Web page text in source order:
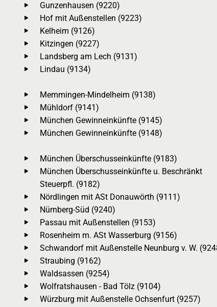
Gunzenhausen (9220)
Hof mit Außenstellen (9223)
Kelheim (9126)
Kitzingen (9227)
Landsberg am Lech (9131)
Lindau (9134)
Memmingen-Mindelheim (9138)
Mühldorf (9141)
München Gewinneinkünfte (9145)
München Gewinneinkünfte (9148)
München Überschusseinkünfte (9183)
München Überschusseinkünfte u. Beschränkt
Steuerpfl. (9182)
Nördlingen mit ASt Donauwörth (9111)
Nürnberg-Süd (9240)
Passau mit Außenstellen (9153)
Rosenheim m. ASt Wasserburg (9156)
Schwandorf mit Außenstelle Neunburg v. W.
Straubing (9162)
Waldsassen (9254)
Wolfratshausen - Bad Tölz (9104)
Würzburg mit Außenstelle Ochsenfurt (9257)